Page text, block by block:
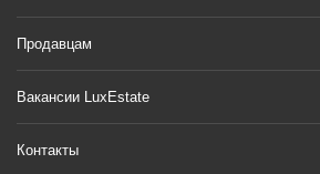
Продавцам
Вакансии LuxEstate
Контакты